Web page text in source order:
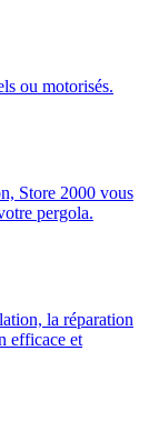
ou motorisés.
Store 2000 vous
pergola.
la réparation
efficace et